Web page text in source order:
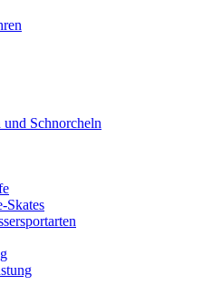
und Schnorcheln
Skates